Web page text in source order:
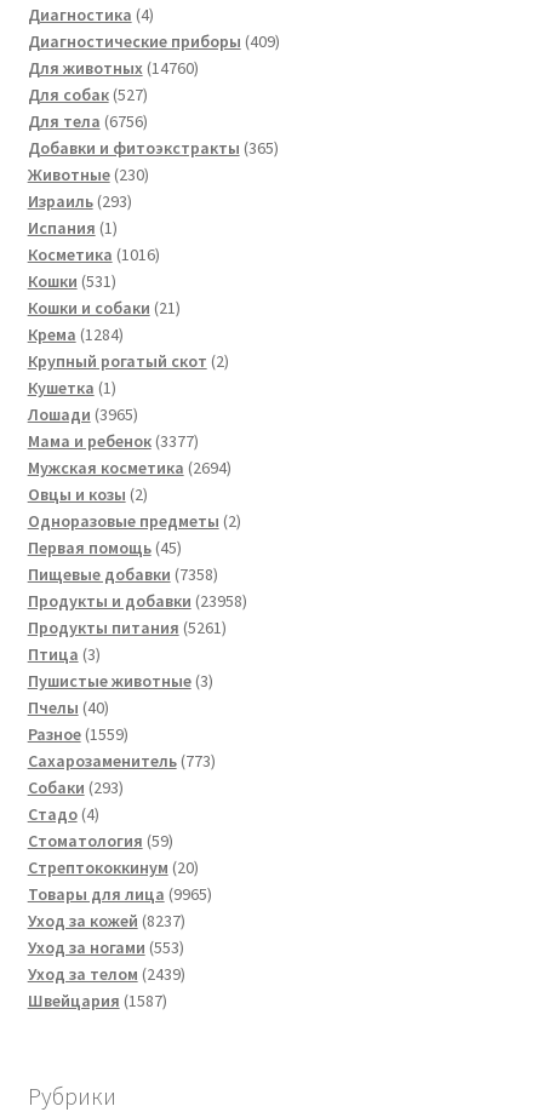
Диагностика 44
товара
Диагностические приборы 409409
Для животных 1476014760
Для собак 527527
товаров
Для тела 67566756
товаров
Добавки и фитоэкстракты 365365
Животные 230230
Израиль 293293
Испания 11
товар
Косметика 10161016
Кошки 531531
товар
Кошки и собаки 2121
Крема 12841284
товара
Крупный рогатый скот 22
Кушетка 11
товар
Лошади 39653965
товаров
Мама и ребенок 33773377
товаров
Мужская косметика 26942694
Овцы и козы 22
товара
Одноразовые предметы 22
Первая помощь 4545
товаров
Пищевые добавки 73587358
товаров
Продукты и добавки 2395823958
Продукты питания 52615261
Птица 33
товара
Пушистые животные 33
Пчелы 4040
товаров
Разное 15591559
товаров
Сахарозаменитель 773773
Собаки 293293
Стадо 44
товара
Стоматология 5959
товаров
Стрептококкинум 2020
товаров
Товары для лица 99659965
Уход за кожей 82378237
товаров
Уход за ногами 553553
товара
Уход за телом 24392439
Швейцария 15871587
Рубрики